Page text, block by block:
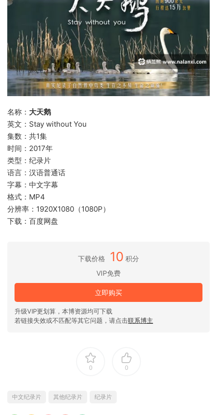
名称： 大天鹅
英文：Stay without You
集数：共1集
时间：2017年
类型：纪录片
语言：汉语普通话
字幕：中文字幕
格式：MP4
分辨率：1920X1080（1080P）
下载：百度网盘
下载价格 10 积分
VIP免费
立即购买
升级VIP更划算，本博资源均可下载
若链接失效或不匹配等其它问题，请点击联系博主
0 0
中文纪录片 其他纪录片 纪录片